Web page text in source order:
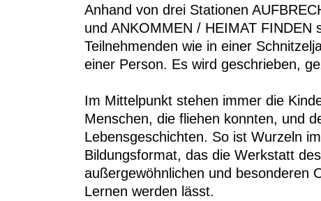
Anhand von drei Stationen
und ANKOMMEN / HEIMAT FINDEN
Teilnehmenden wie in einer
einer Person. Es wird geschrieben,
Im Mittelpunkt stehen immer die
Menschen, die fliehen konnten, und
Lebensgeschichten. So ist Wurzeln
Bildungsformat, das die Werkstatt
außergewöhnlichen und besonderen
Lernen werden lässt.